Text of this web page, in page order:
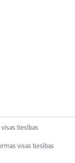
tiesības
visas tiesības